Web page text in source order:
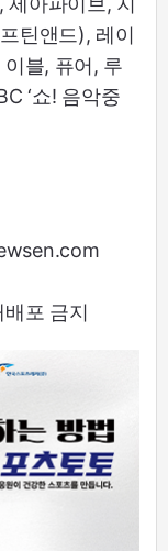
틴앤드), 레이
블, 퓨어, 루
‘쇼! 음악중
포 금지